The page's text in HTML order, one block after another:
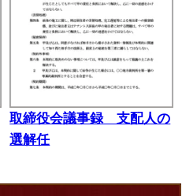
取締役会議事録 支配人の
選解任